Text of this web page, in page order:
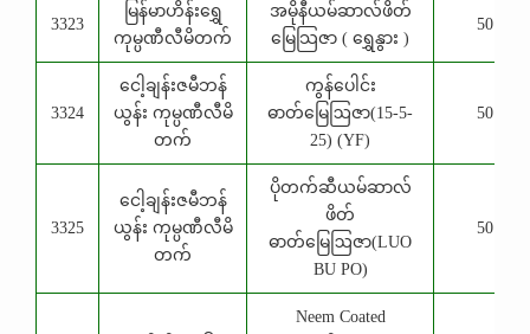
3323
မြန်မာဟိန်းရွှေ
ကုမ္ပဏီလီမိတက်
အမိုနီယမ်ဆာလ်ဖိတ်
မြေသြဇာ ( ရွှေနွား )
50 Kg
3324
ငေါ့ချန်းဇမီဘန်
ယွန်း ကုမ္ပဏီလီမိ
တက်
ကွန်ပေါင်း
ဓာတ်မြေဩဇာ(15-5-
25) (YF)
50 Kg
3325
ငေါ့ချန်းဇမီဘန်
ယွန်း ကုမ္ပဏီလီမိ
တက်
ပိုတက်ဆီယမ်ဆာလ်
ဖိတ်
ဓာတ်မြေဩဇာ(LUO
BU PO)
50 Kg
Neem Coated